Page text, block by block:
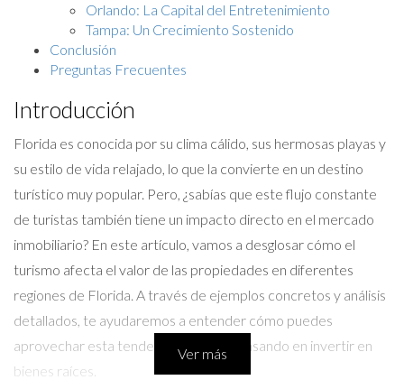
Orlando: La Capital del Entretenimiento
Tampa: Un Crecimiento Sostenido
Conclusión
Preguntas Frecuentes
Introducción
Florida es conocida por su clima cálido, sus hermosas playas y
su estilo de vida relajado, lo que la convierte en un destino
turístico muy popular. Pero, ¿sabías que este flujo constante
de turistas también tiene un impacto directo en el mercado
inmobiliario? En este artículo, vamos a desglosar cómo el
turismo afecta el valor de las propiedades en diferentes
regiones de Florida. A través de ejemplos concretos y análisis
detallados, te ayudaremos a entender cómo puedes
aprovechar esta tendencia si estás pensando en invertir en
bienes raíces.
Ver más